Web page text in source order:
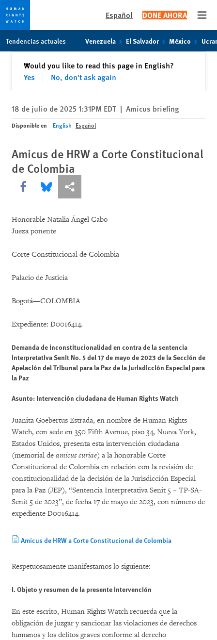
content
Español DONE AHORA
Tendencias actuales Venezuela El Salvador México
Would you like to read this page in English?
Yes
No, don't ask again
✕Cerrar
18 de julio de 2025 1:31PM EDT | Amicus briefing
Disponible en English Español
Amicus de HRW a Corte Constitucional
de Colombia
Share this via Facebook
Share this via Bluesky
Share this via Compartir
Honorable Natalia Ángel Cabo
Jueza ponente
Corte Constitucional de Colombia
Palacio de Justicia
Bogotá—COLOMBIA
Expediente: D0016414.
Demanda de inconstitucionalidad en contra de la sentencia
interpretativa Senit No. 5 del 17 de mayo de 2023 de la Sección de
Apelación del Tribunal para la Paz de la Jurisdicción Especial para
la Paz
Asunto: Intervención ciudadana de Human Rights Watch
Juanita Goebertus Estrada, en nombre de Human Rights
Watch, con sede en 350 Fifth Avenue, piso 34, Nueva York,
Estados Unidos, presenta esta intervención ciudadana
(memorial de amicus curiae) a la honorable Corte
Constitucional de Colombia en relación con la revisión de
constitucionalidad de la decisión de la Jurisdicción Especial
para la Paz (JEP), “Sentencia Interpretativa Senit 5 – TP-SA-
Senit 5 de 2023”, de fecha 17 de mayo de 2023, con número de
expediente D0016414.
Amicus de HRW a Corte Constitucional de Colombia
Respetuosamente manifestamos lo siguiente:
I. Objeto y resumen de la presente intervención
En este escrito, Human Rights Watch recuerda que la
obligación de juzgar y sancionar las violaciones de derechos
humanos y los delitos graves conforme al derecho